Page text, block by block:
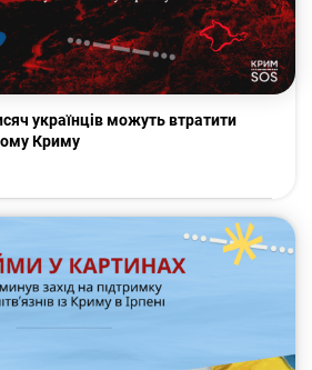
українців можуть втратити
Криму